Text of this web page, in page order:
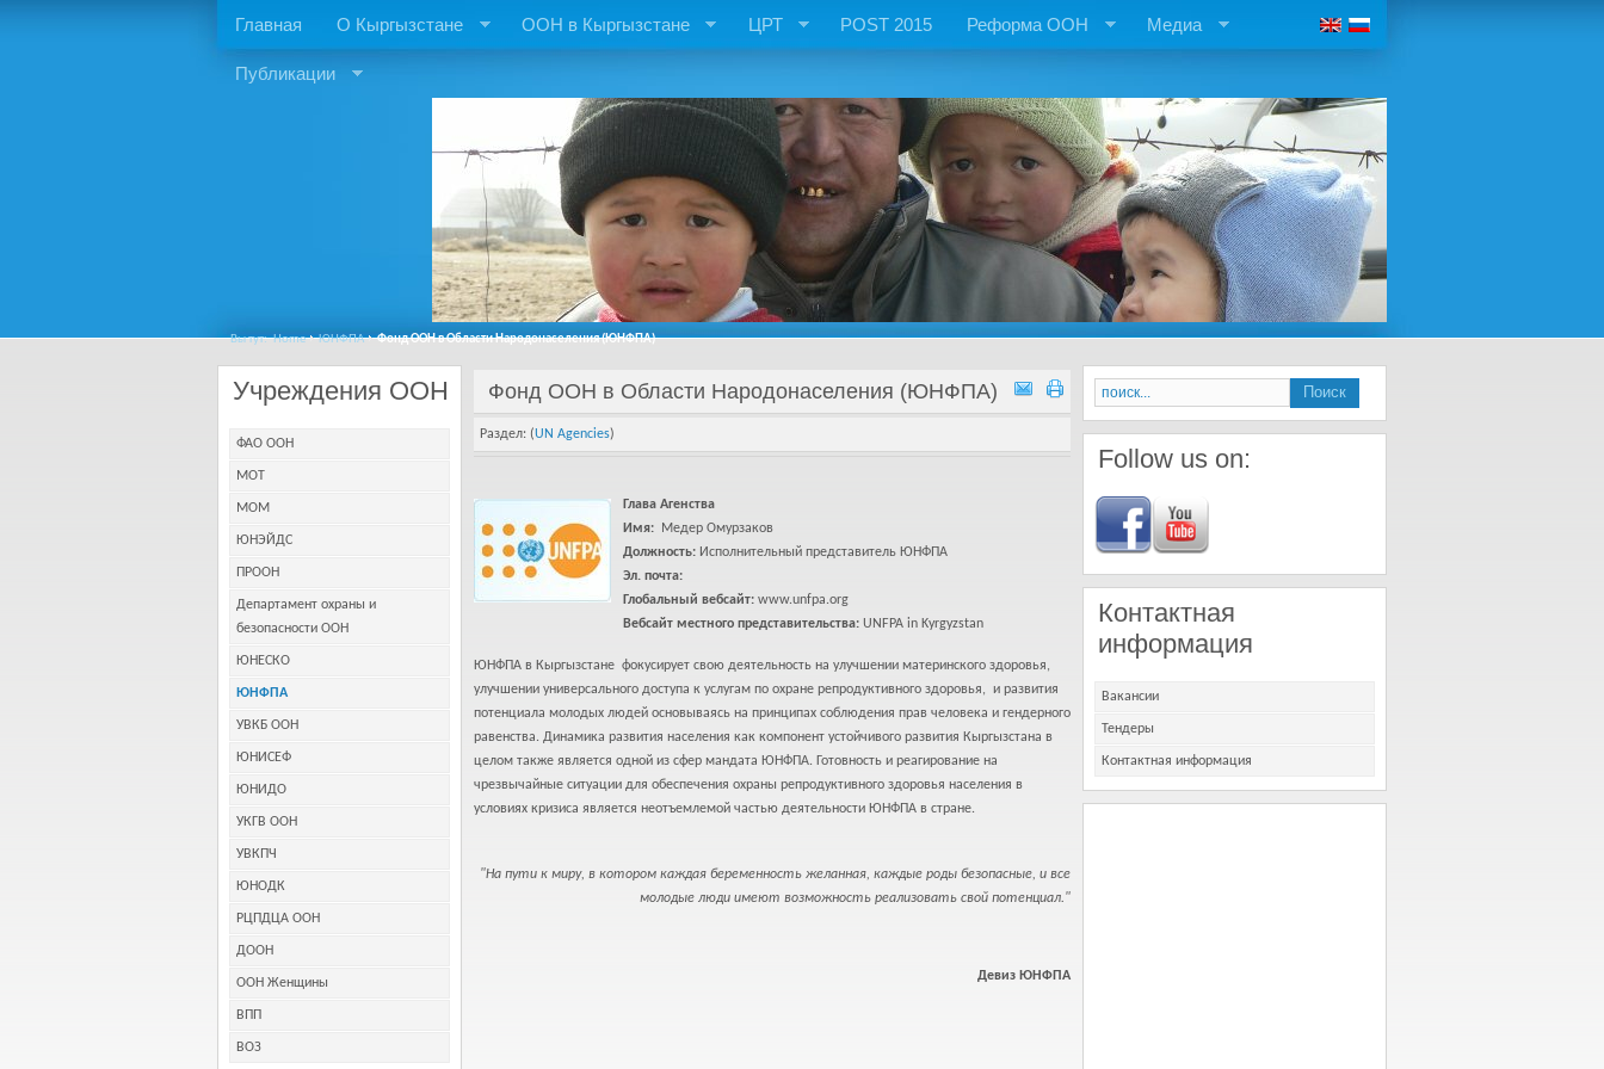
Главная О Кыргызстане ООН в Кыргызстане ЦРТ POST 2015 Реформа ООН Медиа
Публикации
Вы тут: Home ЮНФПА Фонд ООН в Области Народонаселения (ЮНФПА)
Учреждения ООН
ФАО ООН
МОТ
МОМ
ЮНЭЙДС
ПРООН
Департамент охраны и
безопасности ООН
ЮНЕСКО
ЮНФПА
УВКБ ООН
ЮНИСЕФ
ЮНИДО
УКГВ ООН
УВКПЧ
ЮНОДК
РЦПДЦА ООН
ДООН
ООН Женщины
ВПП
ВОЗ
Фонд ООН в Области Народонаселения (ЮНФПА)
Раздел: (UN Agencies)
Глава Агенства
Имя:
Медер Омурзаков
Должность: Исполнительный представитель ЮНФПА
Эл. почта:
Глобальный вебсайт: www.unfpa.org
Вебсайт местного представительства: UNFPA in Kyrgyzstan
ЮНФПА в Кыргызстане фокусирует свою деятельность на улучшении материнского здоровья,
улучшении универсального доступа к услугам по охране репродуктивного здоровья, и развития
потенциала молодых людей основываясь на принципах соблюдения прав человека и гендерного
равенства. Динамика развития населения как компонент устойчивого развития Кыргызстана в
целом также является одной из сфер мандата ЮНФПА. Готовность и реагирование на
чрезвычайные ситуации для обеспечения охраны репродуктивного здоровья населения в
условиях кризиса является неотъемлемой частью деятельности ЮНФПА в стране.
"На пути к миру, в котором каждая беременность желанная, каждые роды безопасные, и все
молодые люди имеют возможность реализовать свой потенциал."
Девиз ЮНФПА
Follow us on:
Контактная
информация
Вакансии
Тендеры
Контактная информация